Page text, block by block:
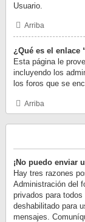
Usuario.
Arriba
¿Qué es el enlace
Esta página le
incluyendo los
los foros que se
Arriba
¡No puedo enviar
Hay tres razones
Administración del
privados para
deshabilitado para
mensajes.